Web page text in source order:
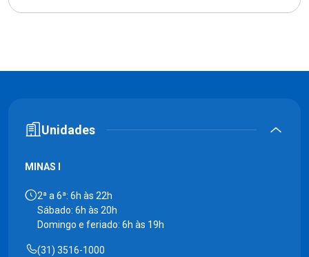
Unidades
MINAS I
2ª a 6ª: 6h às 22h
Sábado: 6h às 20h
Domingo e feriado: 6h às 19h
(31) 3516-1000